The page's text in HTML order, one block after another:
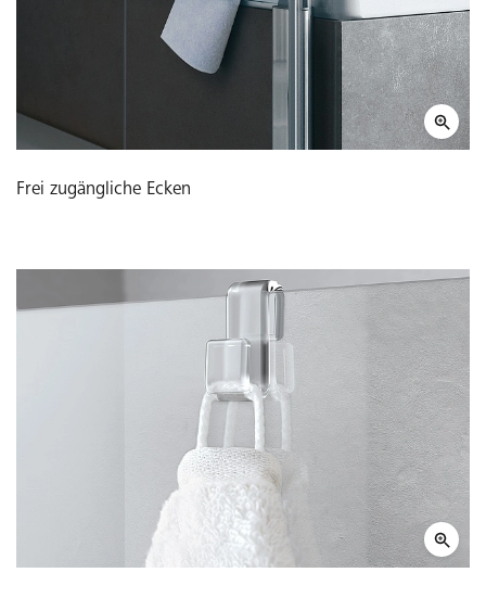
Frei zugängliche Ecken